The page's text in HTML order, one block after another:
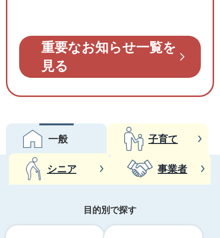
重要なお知らせ一覧を
見る
一般 子育て
シニア 事業者
目的別で探す